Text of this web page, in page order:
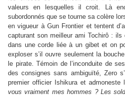
valeurs en lesquelles il croit. Là
subordonnés que se tourne sa colère
en vigueur à Gun Frontier et tentent
capturant son meilleur ami Tochirô :
dans une corde liée à un gibet et on
exploser s’il ouvre seulement la
le pirate. Témoin de l’inconduite de
des consignes sans ambiguïté, Zero
premier officier Ishikura et admoneste
vous vraiment mes hommes ? Les